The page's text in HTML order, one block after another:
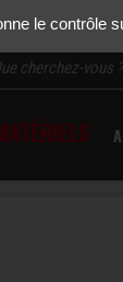
Actualités
le contrôle